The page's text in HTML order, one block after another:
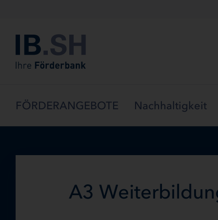
FÖRDERANGEBOTE Nachhaltigkeit
A3